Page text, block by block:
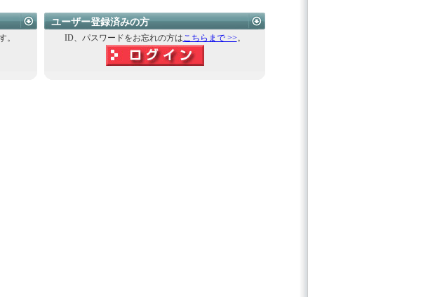
。
ユーザー登録済みの方
ID、パスワードをお忘れの方はこちらまで >>。